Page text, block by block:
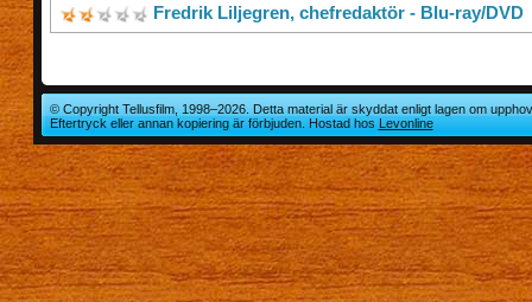
Fredrik Liljegren, chefredaktör - Blu-ray/DVD
© Copyright Tellusfilm, 1998–2026. Detta material är skyddat enligt lagen om
Eftertryck eller annan kopiering är förbjuden. Hostad hosLevonline